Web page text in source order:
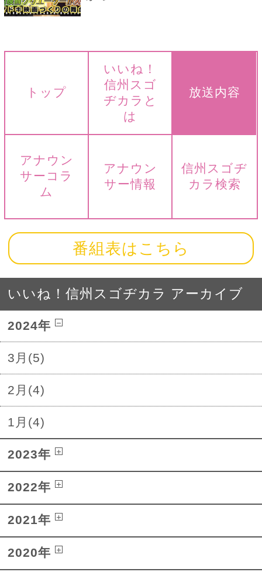
トップ
いいね！
信州スゴ
ヂカラと
は
放送内容
アナウン
サーコラ
ム
アナウン
サー情報
信州スゴヂ
カラ検索
番組表はこちら
いいね！信州スゴヂカラ アーカイブ
2024年
3月(5)
2月(4)
1月(4)
2023年
2022年
2021年
2020年